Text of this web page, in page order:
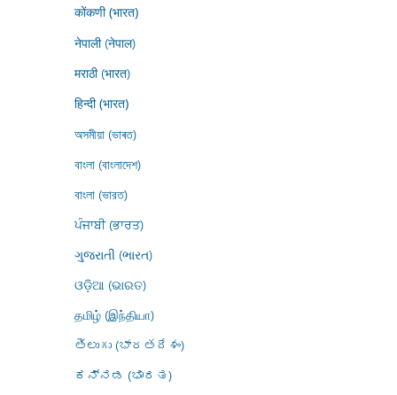
कोंकणी (भारत)
नेपाली (नेपाल)
मराठी (भारत)
हिन्दी (भारत)
অসমীয়া (ভাৰত)
বাংলা (বাংলাদেশ)
বাংলা (ভারত)
ਪੰਜਾਬੀ (ਭਾਰਤ)
ગુજરાતી (ભારત)
ଓଡ଼ିଆ (ଭାରତ)
தமிழ் (இந்தியா)
తెలుగు (భారతదేశం)
ಕನ್ನಡ (ಭಾರತ)